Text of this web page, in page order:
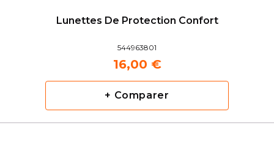
Lunettes De Protection Confort
544963801
16,00 €
+ Comparer